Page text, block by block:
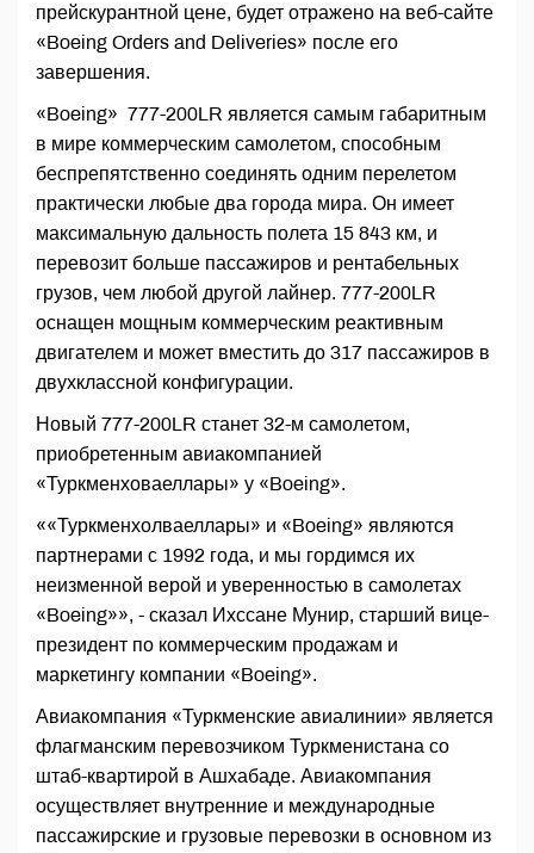
прейскурантной цене, будет отражено на веб-сайте
«Boeing Orders and Deliveries» после его
завершения.
«Boeing» 777-200LR является самым габаритным
в мире коммерческим самолетом, способным
беспрепятственно соединять одним перелетом
практически любые два города мира. Он имеет
максимальную дальность полета 15 843 км, и
перевозит больше пассажиров и рентабельных
грузов, чем любой другой лайнер. 777-200LR
оснащен мощным коммерческим реактивным
двигателем и может вместить до 317 пассажиров в
двухклассной конфигурации.
Новый 777-200LR станет 32-м самолетом,
приобретенным авиакомпанией
«Туркменховаеллары» у «Boeing».
««Туркменхолваеллары» и «Boeing» являются
партнерами с 1992 года, и мы гордимся их
неизменной верой и уверенностью в самолетах
«Boeing»», - сказал Ихссане Мунир, старший вице-
президент по коммерческим продажам и
маркетингу компании «Boeing».
Авиакомпания «Туркменские авиалинии» является
флагманским перевозчиком Туркменистана со
штаб-квартирой в Ашхабаде. Авиакомпания
осуществляет внутренние и международные
пассажирские и грузовые перевозки в основном из